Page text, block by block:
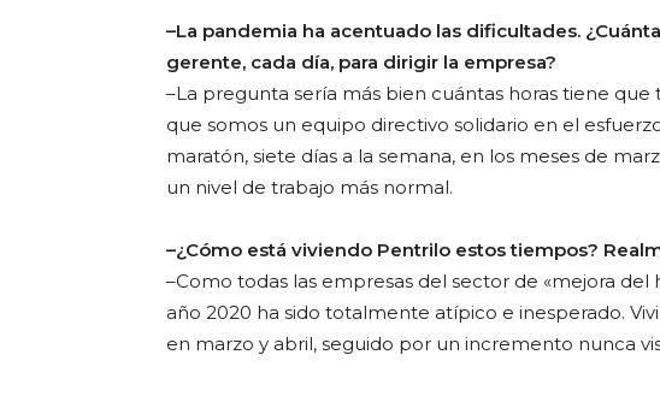
–La pandemia ha acentuado las dificultades.
gerente, cada día, para dirigir la empresa?
–La pregunta sería más bien cuántas horas tiene
que somos un equipo directivo solidario en el
maratón, siete días a la semana, en los meses de
un nivel de trabajo más normal.
–¿Cómo está viviendo Pentrilo estos tiempos?
–Como todas las empresas del sector de «mejora del
año 2020 ha sido totalmente atípico e inesperado.
en marzo y abril, seguido por un incremento nunca